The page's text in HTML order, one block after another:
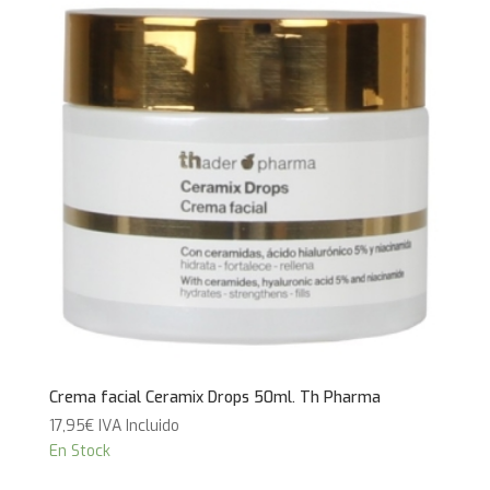
Crema facial Ceramix Drops 50ml. Th Pharma
17,95€ IVA Incluido
En Stock